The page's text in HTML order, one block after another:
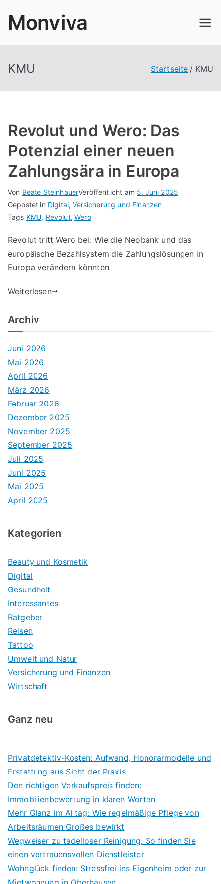
InhaltMonviva
KMU Startseite KMU
Revolut und Wero: Das
Potenzial einer neuen
Zahlungsära in Europa
Von Beate SteinhauerVeröffentlicht am 5. Juni 2025
Gepostet in Digital,Versicherung und Finanzen
Tags KMU, Revolut,Wero
Revolut tritt Wero bei: Wie die Neobank und das
europäische Bezahlsystem die Zahlungslösungen in
Europa verändern könnten.
Weiterlesen
Archiv
Juni 2026
Mai 2026
April 2026
März 2026
Februar 2026
Dezember 2025
November 2025
September 2025
Juli 2025
Juni 2025
Mai 2025
April 2025
Kategorien
Beauty und Kosmetik
Digital
Gesundheit
Interessantes
Ratgeber
Reisen
Tattoo
Umwelt und Natur
Versicherung und Finanzen
Wirtschaft
Ganz neu
Privatdetektiv-Kosten: Aufwand, Honorarmodelle und
Erstattung aus Sicht der Praxis
Den richtigen Verkaufspreis finden:
Immobilienbewertung in klaren Worten
Mehr Glanz im Alltag: Wie regelmäßige Pflege von
Arbeitsräumen Großes bewirkt
Wegweiser zu tadelloser Reinigung: So finden Sie
einen vertrauensvollen Dienstleister
Wohnglück finden: Stressfrei ins Eigenheim oder zur
Mietwohnung in Oberhausen